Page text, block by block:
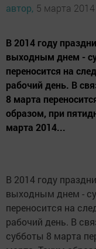
автор, 5 марта
В 2014 году
выходным днем -
переносится на
рабочий день. В
8 марта
образом, при
марта 2014...
В 2014 году
выходным днем -
переносится на
рабочий день. В
субботы 8 марта